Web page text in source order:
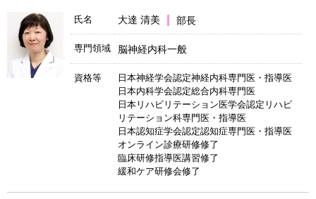
氏名 大達 清美 部長
専門領域 脳神経内科一般
資格等
日本神経学会認定神経内科専門医・指導医
日本内科学会認定総合内科専門医
日本リハビリテーション医学会認定リハビ
リテーション科専門医・指導医
日本認知症学会認定認知症専門医・指導医
オンライン診療研修修了
臨床研修指導医講習修了
緩和ケア研修会修了